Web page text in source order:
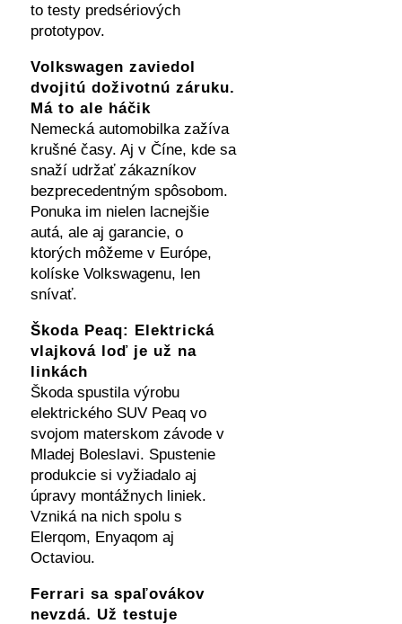
to testy predsériových
prototypov.
Volkswagen zaviedol
dvojitú doživotnú záruku.
Má to ale háčik
Nemecká automobilka zažíva
krušné časy. Aj v Číne, kde sa
snaží udržať zákazníkov
bezprecedentným spôsobom.
Ponuka im nielen lacnejšie
autá, ale aj garancie, o
ktorých môžeme v Európe,
kolíske Volkswagenu, len
snívať.
Škoda Peaq: Elektrická
vlajková loď je už na
linkách
Škoda spustila výrobu
elektrického SUV Peaq vo
svojom materskom závode v
Mladej Boleslavi. Spustenie
produkcie si vyžiadalo aj
úpravy montážnych liniek.
Vzniká na nich spolu s
Elerqom, Enyaqom aj
Octaviou.
Ferrari sa spaľovákov
nevzdá. Už testuje